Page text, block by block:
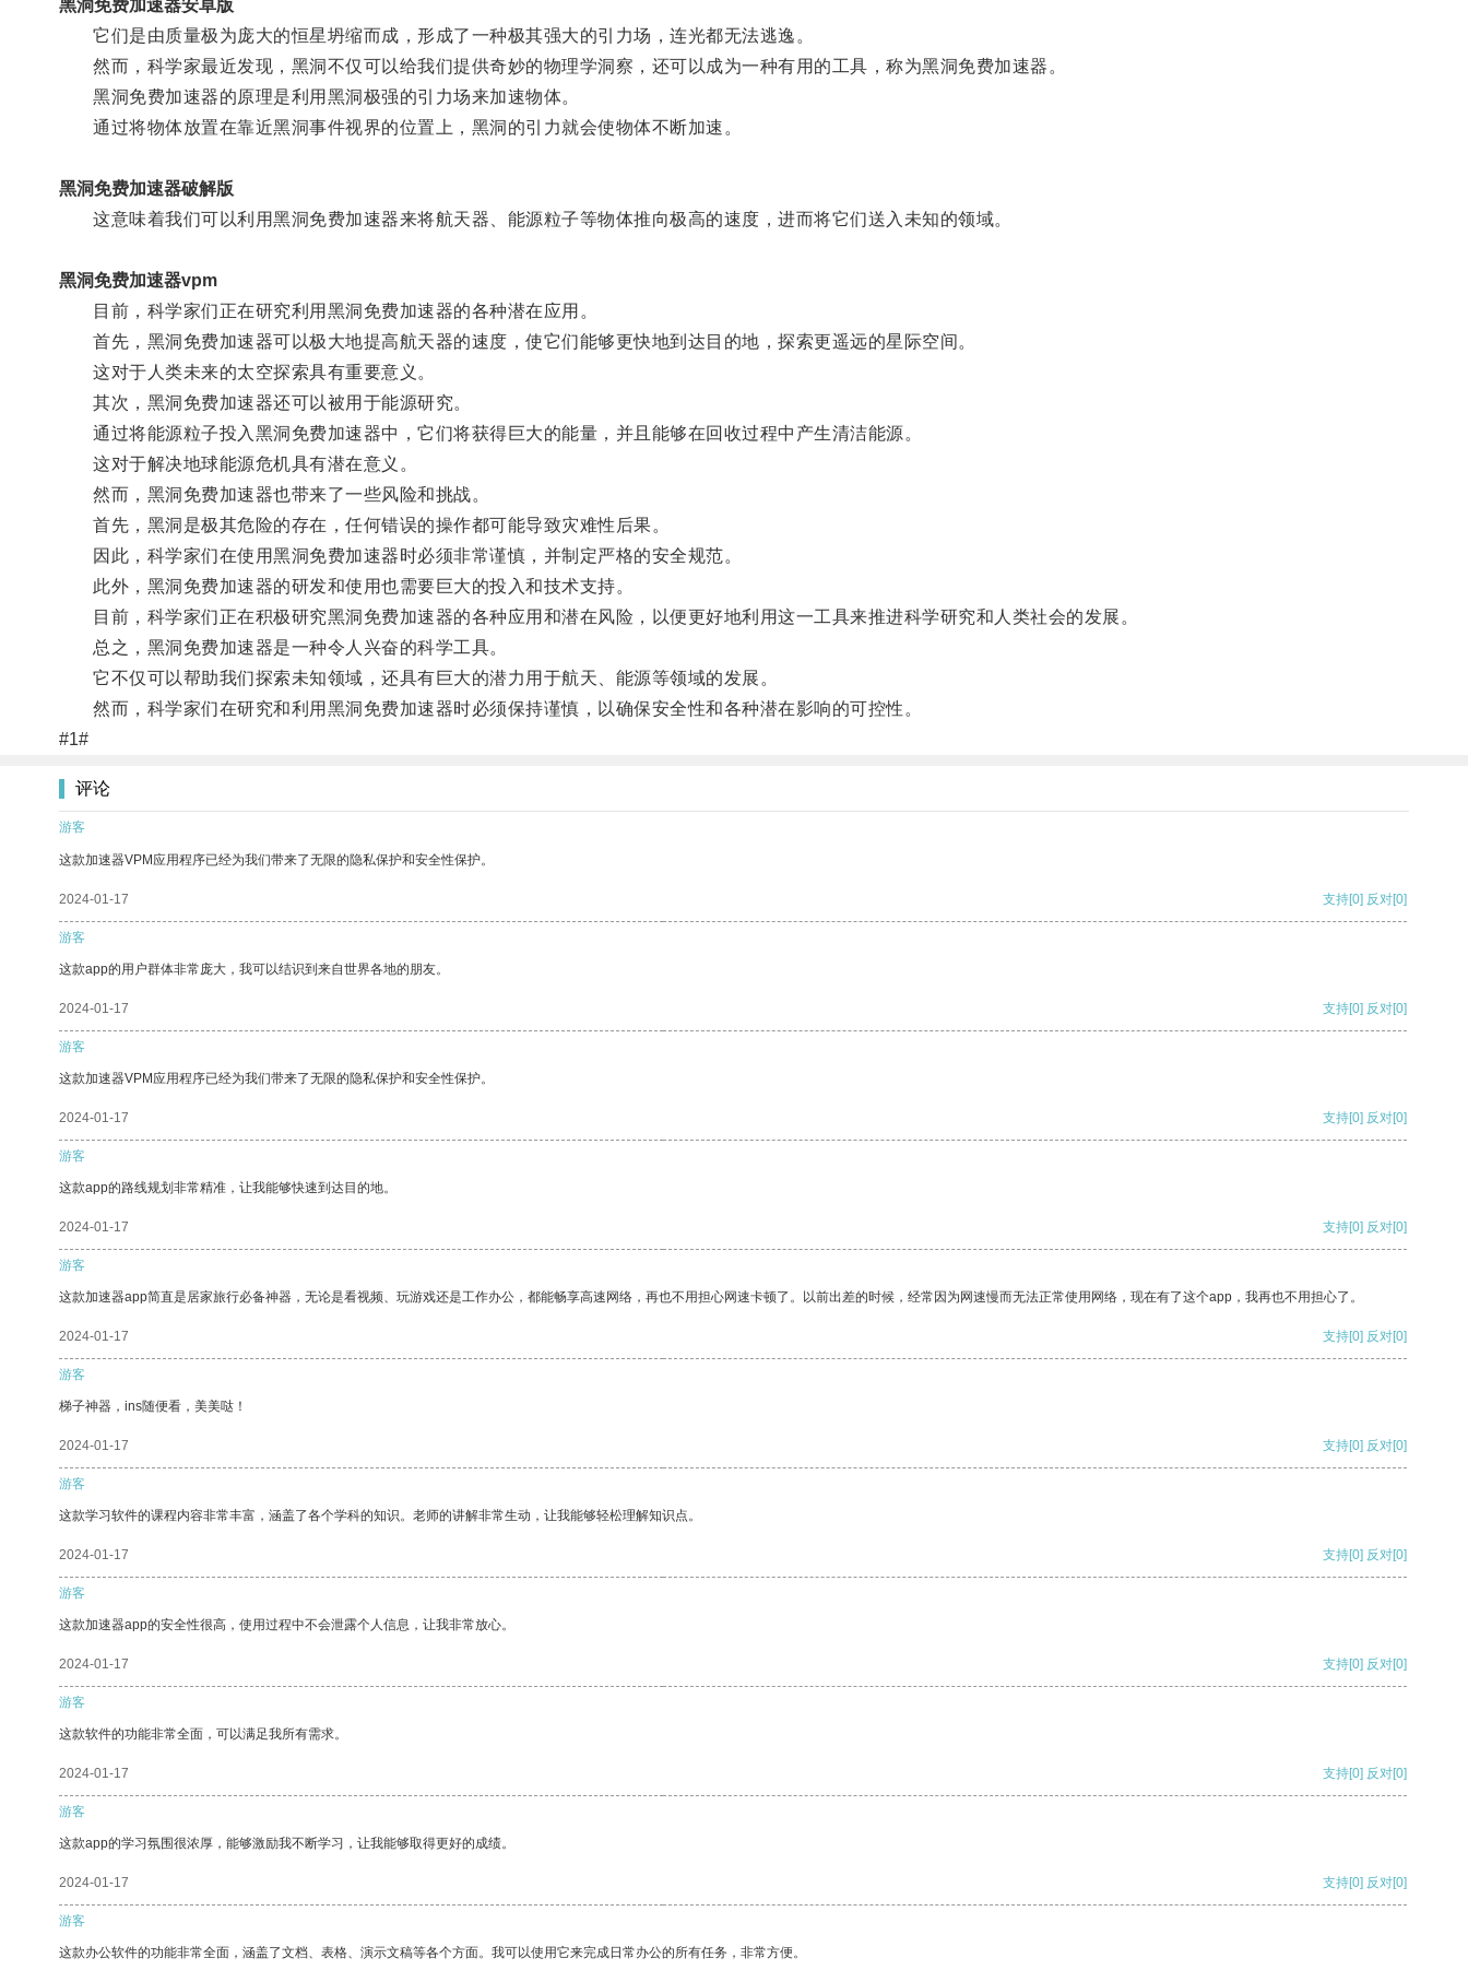
黑洞免费加速器安卓版
它们是由质量极为庞大的恒星坍缩而成，形成了一种极其强大的引力场，连光都无法逃逸。
然而，科学家最近发现，黑洞不仅可以给我们提供奇妙的物理学洞察，还可以成为一种有用的工具，称为黑洞免费加速器。
黑洞免费加速器的原理是利用黑洞极强的引力场来加速物体。
通过将物体放置在靠近黑洞事件视界的位置上，黑洞的引力就会使物体不断加速。
黑洞免费加速器破解版
这意味着我们可以利用黑洞免费加速器来将航天器、能源粒子等物体推向极高的速度，进而将它们送入未知的领域。
黑洞免费加速器vpm
目前，科学家们正在研究利用黑洞免费加速器的各种潜在应用。
首先，黑洞免费加速器可以极大地提高航天器的速度，使它们能够更快地到达目的地，探索更遥远的星际空间。
这对于人类未来的太空探索具有重要意义。
其次，黑洞免费加速器还可以被用于能源研究。
通过将能源粒子投入黑洞免费加速器中，它们将获得巨大的能量，并且能够在回收过程中产生清洁能源。
这对于解决地球能源危机具有潜在意义。
然而，黑洞免费加速器也带来了一些风险和挑战。
首先，黑洞是极其危险的存在，任何错误的操作都可能导致灾难性后果。
因此，科学家们在使用黑洞免费加速器时必须非常谨慎，并制定严格的安全规范。
此外，黑洞免费加速器的研发和使用也需要巨大的投入和技术支持。
目前，科学家们正在积极研究黑洞免费加速器的各种应用和潜在风险，以便更好地利用这一工具来推进科学研究和人类社会的发展。
总之，黑洞免费加速器是一种令人兴奋的科学工具。
它不仅可以帮助我们探索未知领域，还具有巨大的潜力用于航天、能源等领域的发展。
然而，科学家们在研究和利用黑洞免费加速器时必须保持谨慎，以确保安全性和各种潜在影响的可控性。
#1#
评论
游客
这款加速器VPM应用程序已经为我们带来了无限的隐私保护和安全性保护。
2024-01-17 支持[0] 反对[0]
游客
这款app的用户群体非常庞大，我可以结识到来自世界各地的朋友。
2024-01-17 支持[0] 反对[0]
游客
这款加速器VPM应用程序已经为我们带来了无限的隐私保护和安全性保护。
2024-01-17 支持[0] 反对[0]
游客
这款app的路线规划非常精准，让我能够快速到达目的地。
2024-01-17 支持[0] 反对[0]
游客
这款加速器app简直是居家旅行必备神器，无论是看视频、玩游戏还是工作办公，都能畅享高速网络，再也不用担心网速卡顿了。以前出差的时候，经常因为网速慢而无法正常使用网络，现在有了这个app，我再也不用担心了。
2024-01-17 支持[0] 反对[0]
游客
梯子神器，ins随便看，美美哒！
2024-01-17 支持[0] 反对[0]
游客
这款学习软件的课程内容非常丰富，涵盖了各个学科的知识。老师的讲解非常生动，让我能够轻松理解知识点。
2024-01-17 支持[0] 反对[0]
游客
这款加速器app的安全性很高，使用过程中不会泄露个人信息，让我非常放心。
2024-01-17 支持[0] 反对[0]
游客
这款软件的功能非常全面，可以满足我所有需求。
2024-01-17 支持[0] 反对[0]
游客
这款app的学习氛围很浓厚，能够激励我不断学习，让我能够取得更好的成绩。
2024-01-17 支持[0] 反对[0]
游客
这款办公软件的功能非常全面，涵盖了文档、表格、演示文稿等各个方面。我可以使用它来完成日常办公的所有任务，非常方便。